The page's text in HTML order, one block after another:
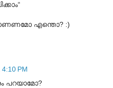
എന്തൊ? :)
PM
പറയാമോ?